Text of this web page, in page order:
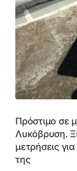
Πρόστιμο σε
Λυκόβρυση.
μετρήσεις
της